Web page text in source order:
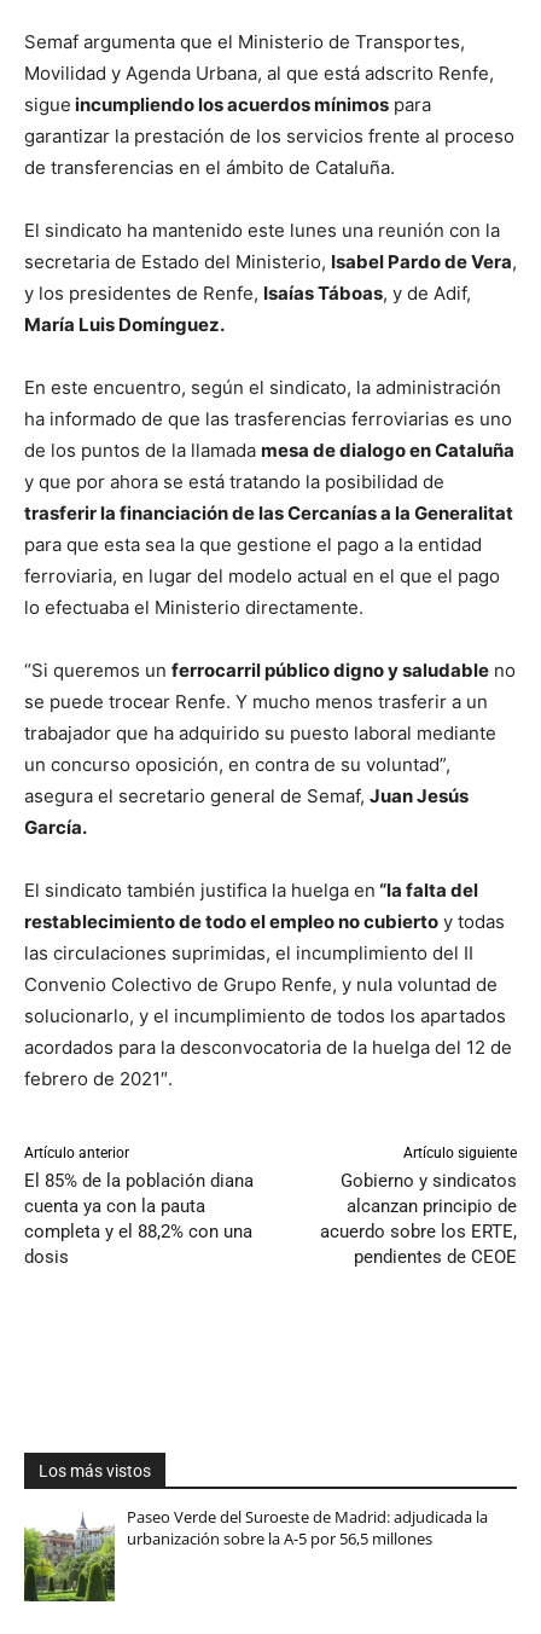
Semaf argumenta que el Ministerio de Transportes,
Movilidad y Agenda Urbana, al que está adscrito Renfe,
sigue incumpliendo los acuerdos mínimos para
garantizar la prestación de los servicios frente al proceso
de transferencias en el ámbito de Cataluña.
El sindicato ha mantenido este lunes una reunión con la
secretaria de Estado del Ministerio, Isabel Pardo de Vera,
y los presidentes de Renfe, Isaías Táboas, y de Adif,
María Luis Domínguez.
En este encuentro, según el sindicato, la administración
ha informado de que las trasferencias ferroviarias es uno
de los puntos de la llamada mesa de dialogo en Cataluña
y que por ahora se está tratando la posibilidad de
trasferir la financiación de las Cercanías a la Generalitat
para que esta sea la que gestione el pago a la entidad
ferroviaria, en lugar del modelo actual en el que el pago
lo efectuaba el Ministerio directamente.
“Si queremos un ferrocarril público digno y saludable no
se puede trocear Renfe. Y mucho menos trasferir a un
trabajador que ha adquirido su puesto laboral mediante
un concurso oposición, en contra de su voluntad”,
asegura el secretario general de Semaf, Juan Jesús
García.
El sindicato también justifica la huelga en “la falta del
restablecimiento de todo el empleo no cubierto y todas
las circulaciones suprimidas, el incumplimiento del II
Convenio Colectivo de Grupo Renfe, y nula voluntad de
solucionarlo, y el incumplimiento de todos los apartados
acordados para la desconvocatoria de la huelga del 12 de
febrero de 2021″.
Artículo anterior
El 85% de la población diana
cuenta ya con la pauta
completa y el 88,2% con una
dosis
Artículo siguiente
Gobierno y sindicatos
alcanzan principio de
acuerdo sobre los ERTE,
pendientes de CEOE
Los más vistos
Paseo Verde del Suroeste de Madrid: adjudicada la
urbanización sobre la A-5 por 56,5 millones